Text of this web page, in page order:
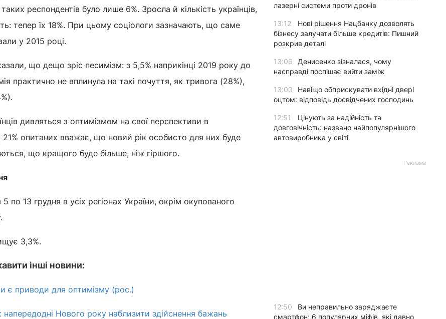
респондентів було лише 6%. Зросла й кількість українців,
тепер їх 18%. При цьому соціологи зазначають, що саме
у 2015 році.
що дещо зріс песимізм: з 5,5% наприкінці 2019 року до
практично не вплинула на такі почуття, як тривога (28%),
дивляться з оптимізмом на свої перспективи в
опитаних вважає, що новий рік особисто для них буде
що кращого буде більше, ніж гіршого.
по 13 грудня в усіх регіонах України, окрім окупованого
3,3%.
інші новини:
є приводи для оптимізму (рос.)
напередодні Нового року наблизити здійснення бажань
лазерні системи проти дронів
13:12
Нові рішення Нацбанку дозволять
бізнесу залучати більше кредитів: Пишний
розкрив деталі
13:06
Денисенко зізналася, чому
насправді поспішає вийти заміж
13:00
Навіщо обприскувати вхідні двері
оцтом: відповідь досвідчених господинь
12:51
Цінують за надійність та
довговічність: названо найпопулярнішого
автовиробника у світі
Реклама
12:50
Ви неправильно заряджаєте
смартфон: 6 популярних міфів, які давно